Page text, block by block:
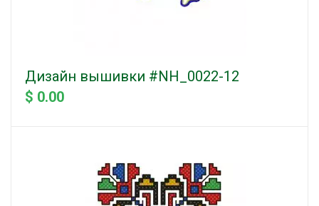
Дизайн вышивки #NH_0022-12
$ 0.00